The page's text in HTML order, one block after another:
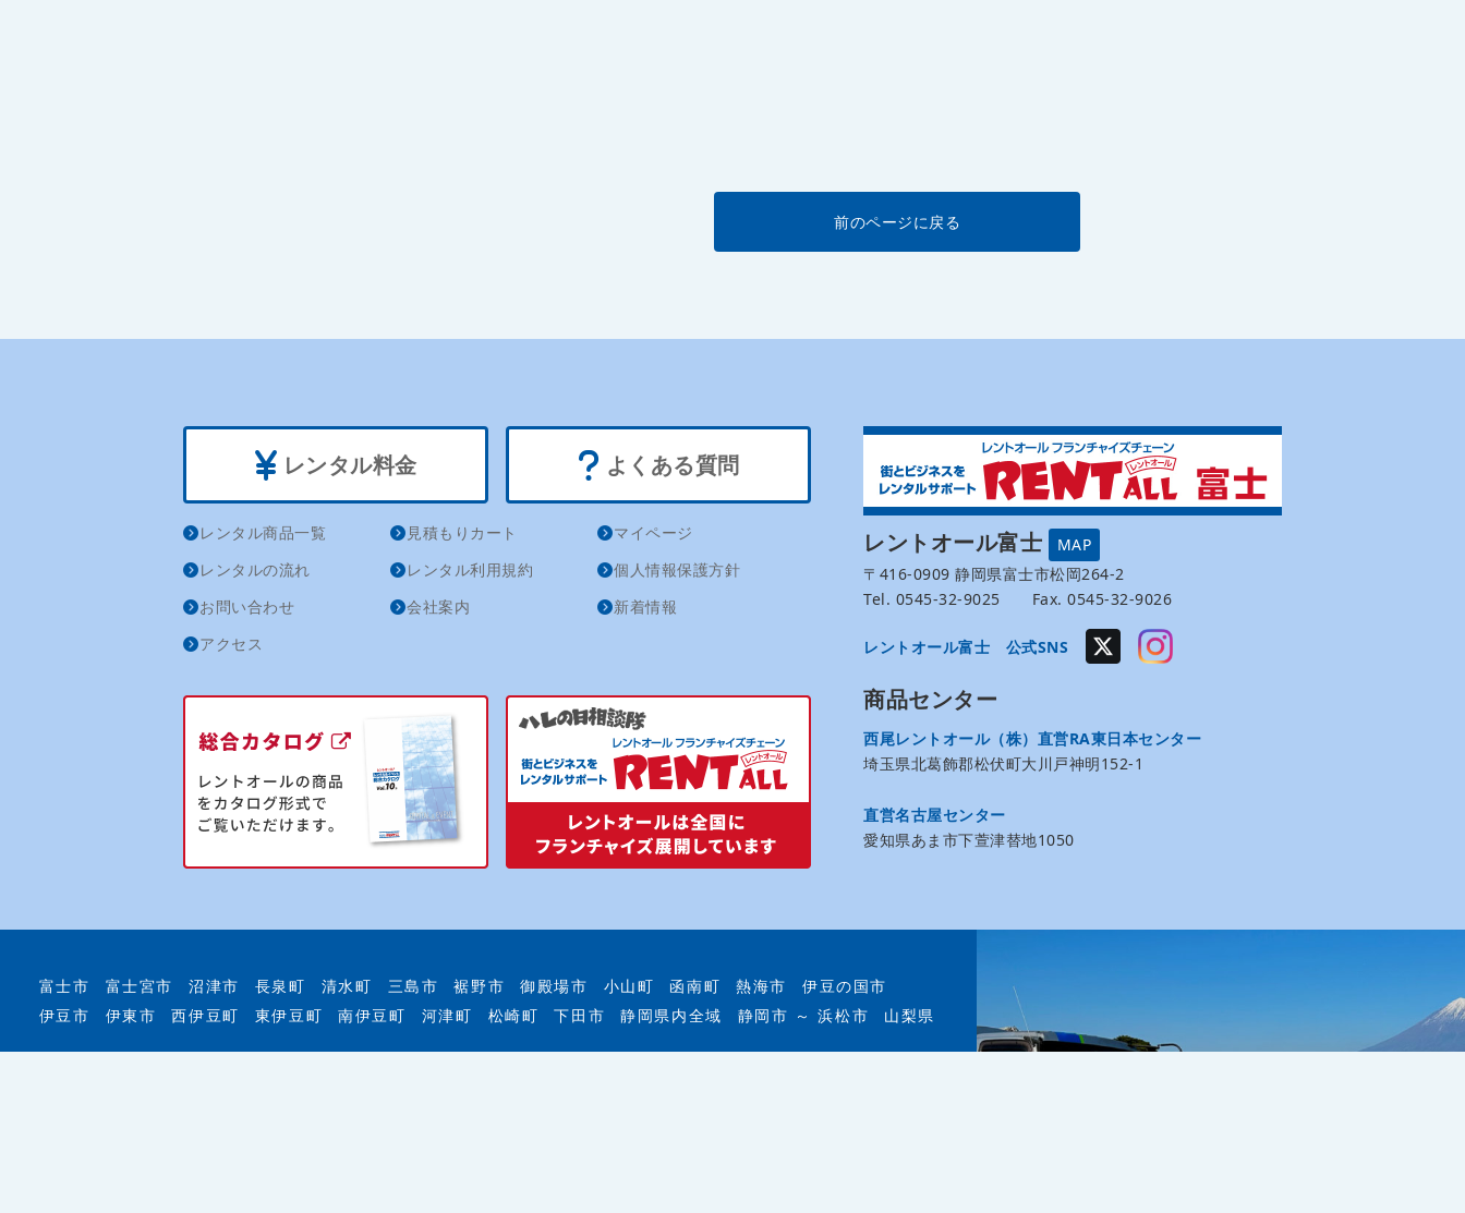
前のページに戻る
レンタル料金 よくある質問
レンタル商品一覧 見積もりカート
マイページ
レンタルの流れ
レンタル利用規約
個人情報保護方針
お問い合わせ
会社案内
新着情報
アクセス
レントオール富士
MAP
〒416-0909 静岡県富士市松岡264-2
Tel. 0545-32-9025 Fax. 0545-32-9026
レントオール富士 公式SNS
商品センター
西尾レントオール（株）直営RA東日本センター
埼玉県北葛飾郡松伏町大川戸神明152-1
直営名古屋センター
愛知県あま市下萱津替地1050
富士市 富士宮市 沼津市 長泉町 清水町 三島市 裾野市 御殿場市 小山町 函南町 熱海市
伊豆の国市
伊豆市
伊東市 西伊豆町 東伊豆町 南伊豆町 河津町 松崎町 下田市 静岡県内全域 静岡市 ～ 浜松市 山梨県